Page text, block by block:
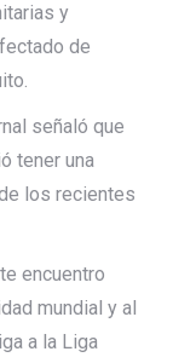
y
de
señaló que
tener una
los recientes
encuentro
mundial y al
a la Liga